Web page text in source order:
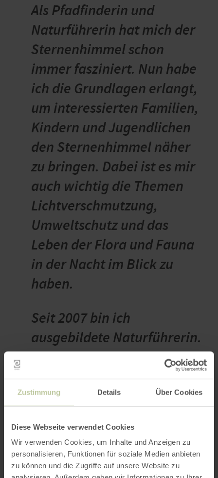
Zustimmung Details Über Cookies
Diese Webseite verwendet Cookies
Wir verwenden Cookies, um Inhalte und Anzeigen zu
personalisieren, Funktionen für soziale Medien anbieten
zu können und die Zugriffe auf unsere Website zu
Als Pfadfinderin und
Naturführerin hat mich der
Sternenhimmel schon
immer fasziniert. Nun habe
ich die Grundlagen erlangt,
um interessierten Familien,
Kindern und Jugendlichen
den Sternenhimmel näher
zu bringen. Dabei ist es mir
auch wichtig die Themen
Lichtverschmutzung,
Umweltschutz und das
Leben der Flora und Fauna
in der Nacht im Blick zu
haben.
Seit 2007 bin ich
ausgebildete Naturführerin.
Gerne bin ich mit Kindern,
Jugendlichen und Familien
draußen unterwegs und
Besonderheiten am
Wegesrand.